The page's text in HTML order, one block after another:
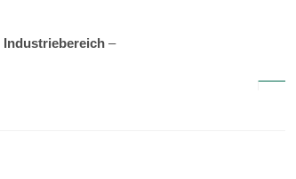
Industriebereich –